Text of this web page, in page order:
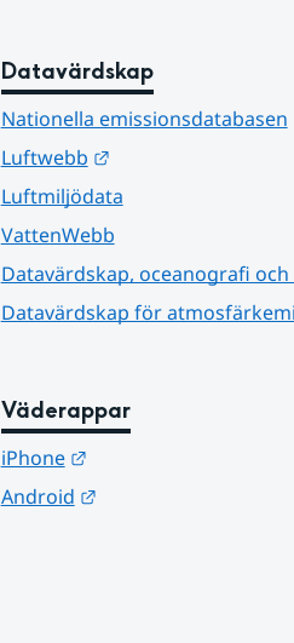
Datavärdskap
Nationella emissionsdatabasen
Luftwebb
Länk till annan
Luftmiljödata
VattenWebb
Datavärdskap, oceanografi
Datavärdskap för atmosfärkemi
Väderappar
iPhone
Länk till annan
Android
Länk till annan